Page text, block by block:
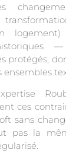
protégés,
ces
sans
pas la